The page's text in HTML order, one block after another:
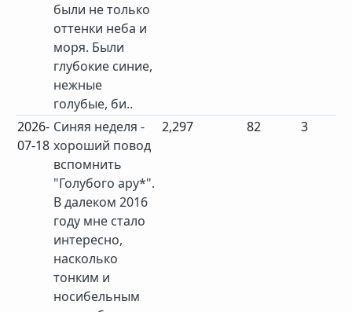
были не только
оттенки неба и
моря. Были
глубокие синие,
нежные
голубые, би..
2026-
07-18
Синяя неделя -
хороший повод
вспомнить
"Голубого ару*".
В далеком 2016
году мне стало
интересно,
насколько
тонким и
носибельным
2,297 82 3